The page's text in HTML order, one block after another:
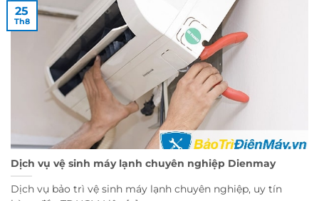
Dịch vụ vệ sinh máy lạnh chuyên nghiệp Dienmay
Dịch vụ bảo trì vệ sinh máy lạnh chuyên nghiệp, uy tín
25
Th8